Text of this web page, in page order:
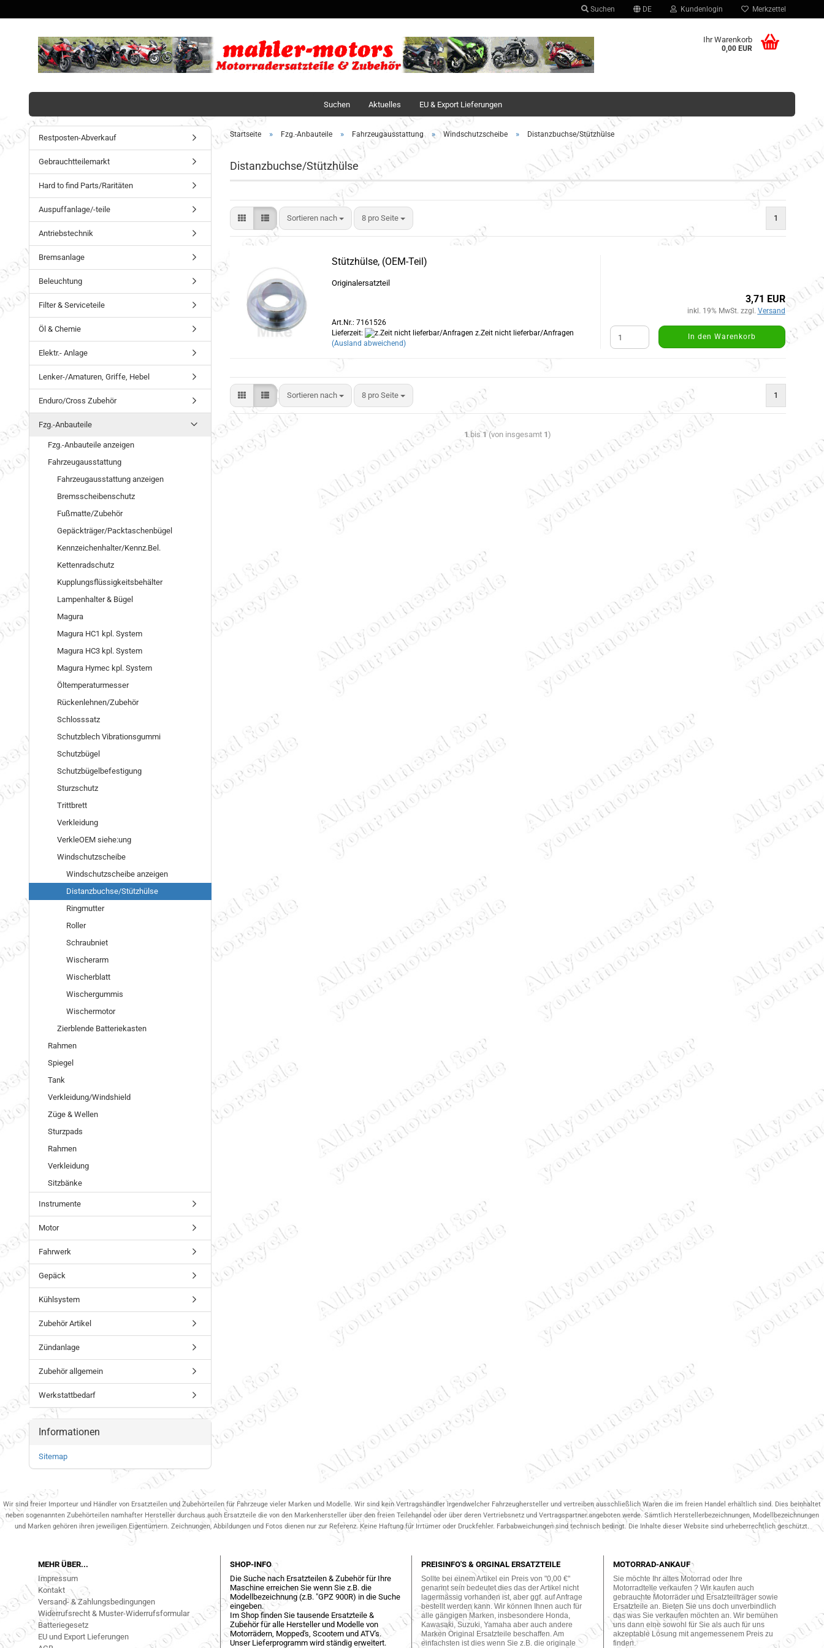
Suchen DE
Sprache auswählen
Kundenlogin
Konto erstellen
Passwort vergessen?
Merkzettel
Ihr Warenkorb
0,00 EUR
Suchen Aktuelles EU & Export Lieferungen
Startseite » Fzg.-Anbauteile » Fahrzeugausstattung » Windschutzscheibe » Distanzbuchse/Stützhülse
Distanzbuchse/Stützhülse
Sortieren nach 8 pro Seite 1
Stützhülse, (OEM-Teil)
Originalersatzteil
Art.Nr.: 7161526
Lieferzeit:
z.Zeit nicht lieferbar/Anfragen
(Ausland abweichend)
3,71 EUR
inkl. 19% MwSt. zzgl. Versand
In den Warenkorb
Sortieren nach 8 pro Seite 1
1bis 1 (von insgesamt 1)
Restposten-Abverkauf
Gebrauchtteilemarkt
Hard to find Parts/Raritäten
Auspuffanlage/-teile
Antriebstechnik
Bremsanlage
Beleuchtung
Filter & Serviceteile
Öl & Chemie
Elektr.- Anlage
Lenker-/Amaturen, Griffe, Hebel
Enduro/Cross Zubehör
Fzg.-Anbauteile
Fzg.-Anbauteile anzeigen
Fahrzeugausstattung
Fahrzeugausstattung anzeigen
Bremsscheibenschutz
Fußmatte/Zubehör
Gepäckträger/Packtaschenbügel
Kennzeichenhalter/Kennz.Bel.
Kettenradschutz
Kupplungsflüssigkeitsbehälter
Lampenhalter & Bügel
Magura
Magura HC1 kpl. System
Magura HC3 kpl. System
Magura Hymec kpl. System
Öltemperaturmesser
Rückenlehnen/Zubehör
Schlosssatz
Schutzblech Vibrationsgummi
Schutzbügel
Schutzbügelbefestigung
Sturzschutz
Trittbrett
Verkleidung
VerkleOEM siehe:ung
Windschutzscheibe
Windschutzscheibe anzeigen
Distanzbuchse/Stützhülse
Ringmutter
Roller
Schraubniet
Wischerarm
Wischerblatt
Wischergummis
Wischermotor
Zierblende Batteriekasten
Rahmen
Spiegel
Tank
Verkleidung/Windshield
Züge & Wellen
Sturzpads
Rahmen
Verkleidung
Sitzbänke
Instrumente
Motor
Fahrwerk
Gepäck
Kühlsystem
Zubehör Artikel
Zündanlage
Zubehör allgemein
Werkstattbedarf
Informationen
Sitemap
Wir sind freier Importeur und Händler von Ersatzteilen und Zubehörteilen für Fahrzeuge vieler Marken und Modelle. Wir sind kein Vertragshändler irgendwelcher Fahrzeughersteller und vertreiben ausschließlich Waren die im freien Handel erhältlich sind. Dies beinhaltet
neben sogenannten Zubehörteilen namhafter Hersteller durchaus auch Ersatzteile die von den Markenhersteller über den freien Teilehandel oder über deren Vertriebsnetz und Vertragspartner.angeboten werde. Sämtlich Herstellerbezeichnungen, Modellbezeichnungen
und Marken gehören ihren jeweiligen Eigentümern. Zeichnungen, Abbildungen und Fotos dienen nur zur Referenz. Keine Haftung für Irrtümer oder Druckfehler. Farbabweichungen sind technisch bedingt. Die Inhalte dieser Website sind urheberrechtlich geschützt.
MEHR ÜBER...
Impressum
Kontakt
Versand- & Zahlungsbedingungen
Widerrufsrecht & Muster-Widerrufsformular
Batteriegesetz
EU und Export Lieferungen
SHOP-INFO
Die Suche nach Ersatzteilen & Zubehör für Ihre
Maschine erreichen Sie wenn Sie z.B. die
Modellbezeichnung (z.B. "GPZ 900R) in die Suche
eingeben.
Im Shop finden Sie tausende Ersatzteile &
Zubehör für alle Hersteller und Modelle von
Motorrädern, Mopped's, Scootern und ATV's.
Unser Lieferprogramm wird ständig erweitert.
PREISINFO'S & ORGINAL ERSATZTEILE
Sollte bei einem Artikel ein Preis von "0,00 €"
genannt sein bedeutet dies das der Artikel nicht
lagermässig vorhanden ist, aber ggf. auf Anfrage
bestellt werden kann. Wir können Ihnen auch für
alle gängigen Marken, insbesondere Honda,
Kawasaki, Suzuki, Yamaha aber auch andere
Marken Original Ersatzteile beschaffen. Am
einfachsten ist dies wenn Sie z.B. die originale
MOTORRAD-ANKAUF
Sie möchte Ihr altes Motorrad oder Ihre
Motorradteile verkaufen ? Wir kaufen auch
gebrauchte Motorräder und Ersatzteilträger sowie
Ersatzteile an. Bieten Sie uns doch unverbindlich
das was Sie verkaufen möchten an. Wir bemühen
uns dann eine sowohl für Sie als auch für uns
akzeptable Lösung mit angemessenem Preis zu
finden.